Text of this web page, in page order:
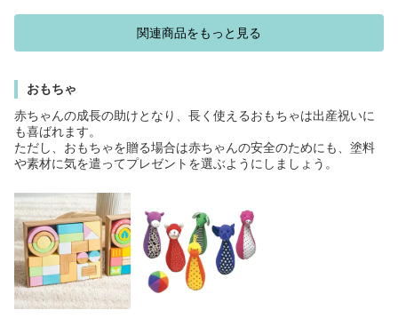
ル ガーゼハンカチ
ウス ランチスタイ
バルーン 名入れ
育玩具 キャラクター
ギフトセット お盆前
到着 Sassy 豪華 赤
前到着 ランキング
関連商品をもっと見る
おもちゃ
赤ちゃんの成長の助けとなり、長く使えるおもちゃは出産祝いに
も喜ばれます。
ただし、おもちゃを贈る場合は赤ちゃんの安全のためにも、塗料
や素材に気を遣ってプレゼントを選ぶようにしましょう。